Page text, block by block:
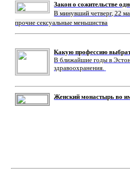
Закон о сожительстве
В минувший четверг, 22
прочие сексуальные меньшиства
Какую профессию
В ближайшие годы в
здравоохранения.
Женский монастырь во